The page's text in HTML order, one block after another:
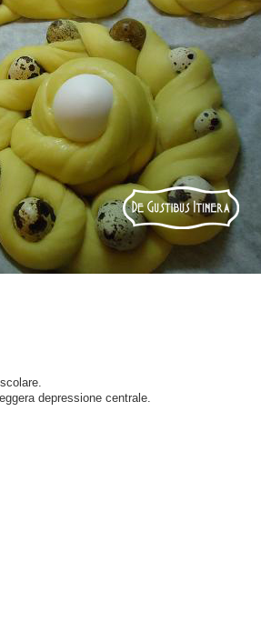
depressione centrale.